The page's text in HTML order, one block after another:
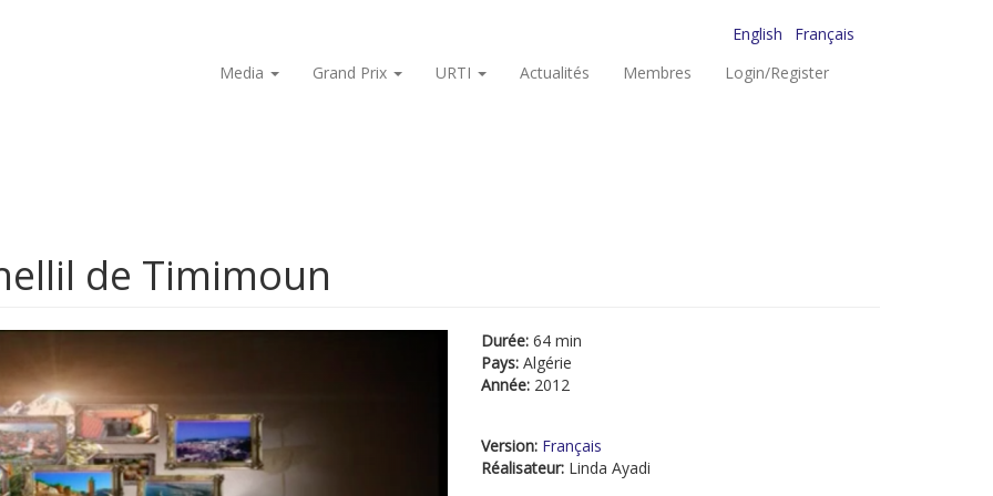
English
Français
Media
Grand Prix URTI Actualités Membres Login/Register
de Timimoun
Durée: 64 min
Pays: Algérie
Année: 2012
Version: Français
Réalisateur: Linda Ayadi